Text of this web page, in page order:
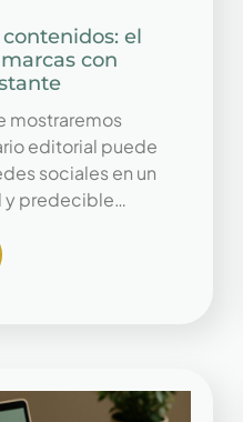
el
con
mostraremos
editorial puede
sociales en un
y predecible…